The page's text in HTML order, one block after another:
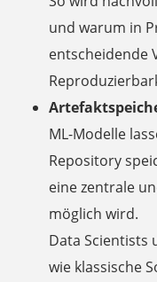
und warum in
entscheidende
ML-Modelle
Repository
eine zentrale
möglich wird.
Data Scientists
wie klassische